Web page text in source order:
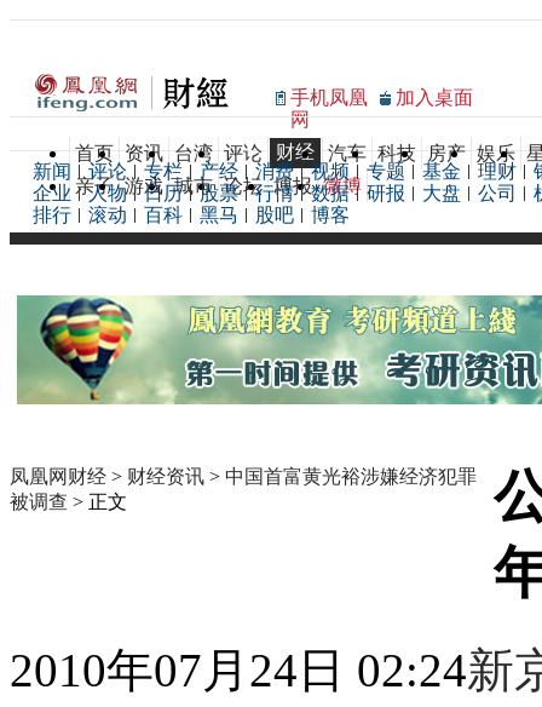
手机凤凰
网
加入桌面
首页 资讯 台湾 评论 财经 汽车 科技 房产 娱乐
亲子 游戏 城市 论坛 博报 微博
新闻 评论 专栏 产经 消费 视频 专题 基金 理财
企业
人物 日历 股票 行情 数据 研报 大盘 公司
排行
滚动 百科 黑马 股吧 博客
凤凰网财经 > 财经资讯 > 中国首富黄光裕涉嫌经济犯罪
被调查 > 正文
2010年07月24日 02:24新